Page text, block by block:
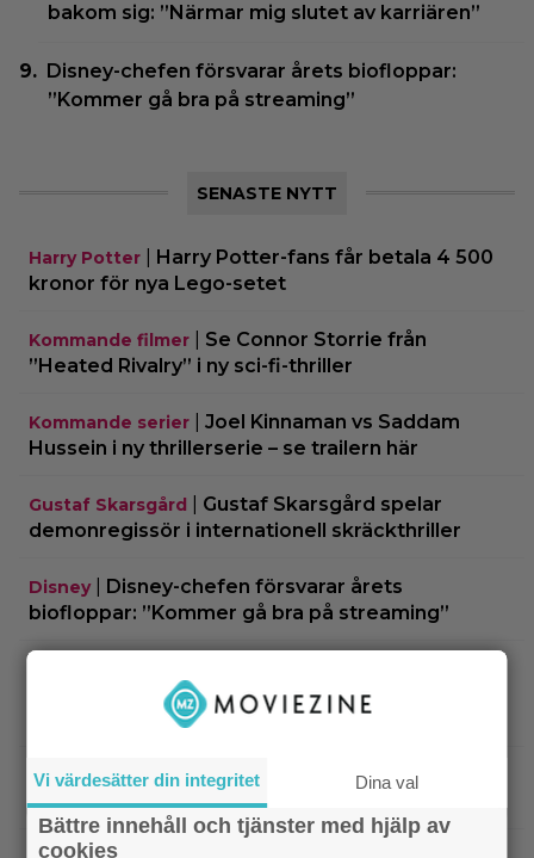
bakom sig: ”Närmar mig slutet av karriären”
Disney-chefen försvarar årets biofloppar:
”Kommer gå bra på streaming”
SENASTE NYTT
Harry Potter
Harry Potter-fans får betala 4 500
kronor för nya Lego-setet
Kommande filmer
Se Connor Storrie från
”Heated Rivalry” i ny sci-fi-thriller
Kommande serier
Joel Kinnaman vs Saddam
Hussein i ny thrillerserie – se trailern här
Gustaf Skarsgård
Gustaf Skarsgård spelar
demonregissör i internationell skräckthriller
Disney|
Disney-chefen försvarar årets
biofloppar: ”Kommer gå bra på streaming”
avsnitt av ny Ryan Murphy-thriller har anlänt till
Svensk film|På tv ikväll: Det här kan vara Kjell
Bergqvists mest sågade film
Vi värdesätter din integritet Dina val
Bättre innehåll och tjänster med hjälp av
cookies